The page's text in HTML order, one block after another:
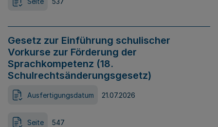
Gesetz zur Einführung schulischer
Vorkurse zur Förderung der
Sprachkompetenz (18.
Schulrechtsänderungsgesetz)
Ausfertigungsdatum 21.07.2026
Seite 547